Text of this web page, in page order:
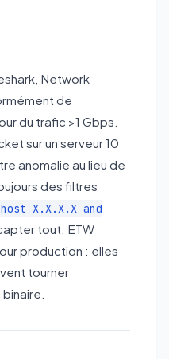
Network
de
du trafic >1 Gbps.
sur un serveur 10
anomalie au lieu de
des filtres
X.X.X.X and
tout. ETW
production : elles
tourner